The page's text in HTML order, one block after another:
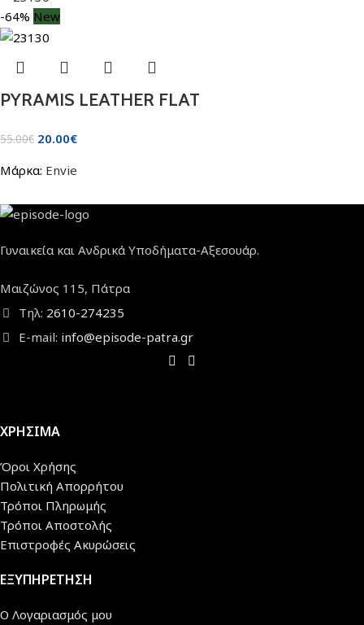
-64% New
PYRAMIS LEATHER FLAT
55.00€ 20.00€
Μάρκα: Envie
Γυναικεία και Ανδρικά Υποδήματα-Αξεσουάρ.
Μαιζώνος 115, Πάτρα
Τηλ: 2610-274235
E-mail: info@episode-patra.gr
ΧΡΗΣΙΜΑ
Όροι Χρήσης
Πολιτική Απορρήτου
Τρόποι Πληρωμής
Τρόποι Αποστολής
Επιστροφές Ακυρώσεις
ΕΞΥΠΗΡΕΤΗΣΗ
Ο Λογαριασμός μου